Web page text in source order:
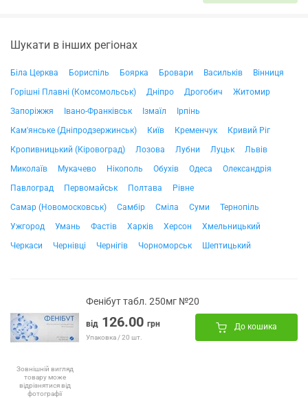
Шукати в інших регіонах
Біла Церква Бориспіль Боярка Бровари Васильків
Вінниця
Горішні Плавні (Комсомольськ)
Дніпро Дрогобич
Житомир
Запоріжжя
Івано-Франківськ Ізмаїл
Ірпінь
Кам'янське (Дніпродзержинськ)
Київ Кременчук
Кривий Ріг
Кропивницький (Кіровоград)
Лозова Лубни Луцьк
Львів
Миколаїв
Мукачево Нікополь Обухів Одеса
Олександрія
Павлоград
Первомайськ Полтава
Рівне
Самар (Новомосковськ)
Самбір Сміла Суми
Тернопіль
Ужгород
Умань Фастів Харків Херсон
Хмельницький
Черкаси
Чернівці Чернігів Чорноморськ Шептицький
Зовнішній вигляд
товару може
відрізнятися від
фотографії
Фенібут табл. 250мг №20
від 126.00 грн
Упаковка / 20 шт.
До кошика